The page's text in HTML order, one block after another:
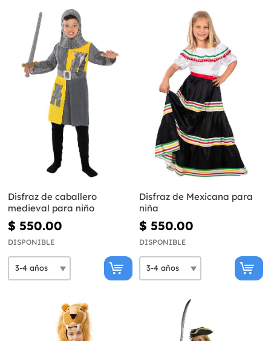
Disfraz de caballero
medieval para niño
$ 550.00
DISPONIBLE
Disfraz de Mexicana para
niña
$ 550.00
DISPONIBLE